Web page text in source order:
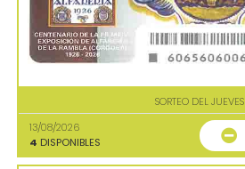
SORTEO DEL JUEVES
13/08/2026
4 DISPONIBLES